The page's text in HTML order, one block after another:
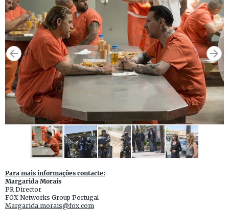
Para mais informações contacte:
Margarida Morais
PR Director
FOX Networks Group Portugal
Margarida.morais@fox.com